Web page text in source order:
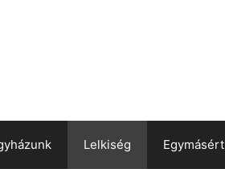
Lelkiség Egymásért